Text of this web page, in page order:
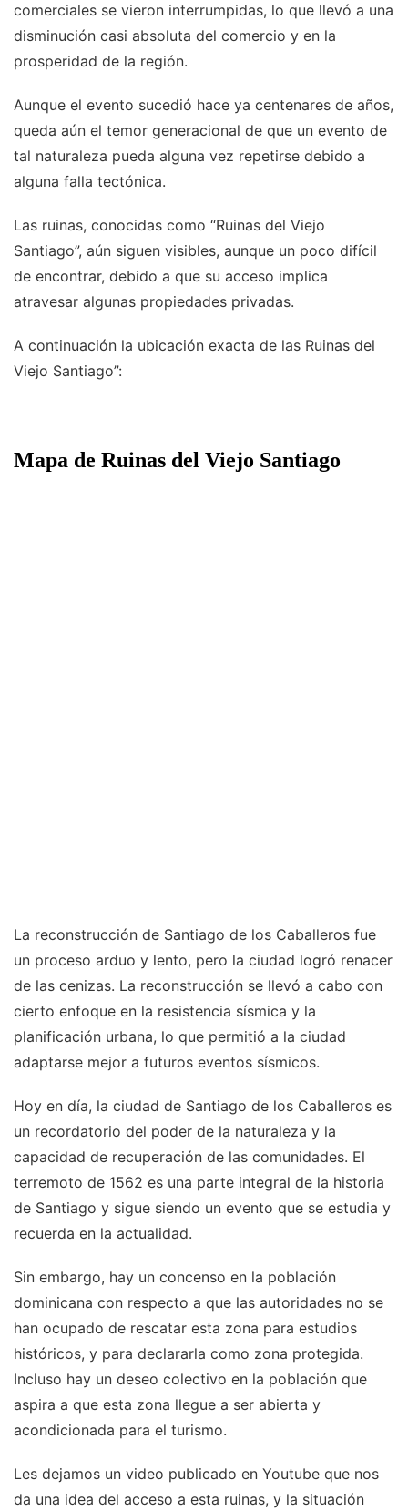
comerciales se vieron interrumpidas, lo que llevó a una
disminución casi absoluta del comercio y en la
prosperidad de la región.
Aunque el evento sucedió hace ya centenares de años,
queda aún el temor generacional de que un evento de
tal naturaleza pueda alguna vez repetirse debido a
alguna falla tectónica.
Las ruinas, conocidas como “Ruinas del Viejo
Santiago”, aún siguen visibles, aunque un poco difícil
de encontrar, debido a que su acceso implica
atravesar algunas propiedades privadas.
A continuación la ubicación exacta de las Ruinas del
Viejo Santiago”:
Mapa de Ruinas del Viejo Santiago
La reconstrucción de Santiago de los Caballeros fue
un proceso arduo y lento, pero la ciudad logró renacer
de las cenizas. La reconstrucción se llevó a cabo con
cierto enfoque en la resistencia sísmica y la
planificación urbana, lo que permitió a la ciudad
adaptarse mejor a futuros eventos sísmicos.
Hoy en día, la ciudad de Santiago de los Caballeros es
un recordatorio del poder de la naturaleza y la
capacidad de recuperación de las comunidades. El
terremoto de 1562 es una parte integral de la historia
de Santiago y sigue siendo un evento que se estudia y
recuerda en la actualidad.
Sin embargo, hay un concenso en la población
dominicana con respecto a que las autoridades no se
han ocupado de rescatar esta zona para estudios
históricos, y para declararla como zona protegida.
Incluso hay un deseo colectivo en la población que
aspira a que esta zona llegue a ser abierta y
acondicionada para el turismo.
Les dejamos un video publicado en Youtube que nos
da una idea del acceso a esta ruinas, y la situación